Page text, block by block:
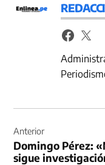
de
entradas
Anterior
Domingo Pérez:
sigue